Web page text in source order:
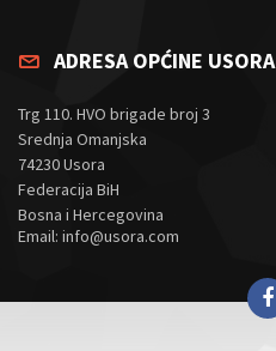
ADRESA OPĆINE USORA
Trg 110. HVO brigade broj 3
Srednja Omanjska
74230 Usora
Federacija BiH
Bosna i Hercegovina
Email: info@usora.com